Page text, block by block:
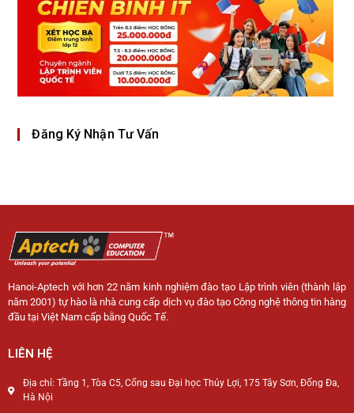
Đăng Ký Nhận Tư Vấn
Hanoi-Aptech với hơn 22 năm kinh nghiệm đào tạo Lập trình viên (thành lập
năm 2001) tự hào là nhà cung cấp dịch vụ đào tạo Công nghệ thông tin hàng
đầu tại Việt Nam cấp bằng Quốc Tế.
LIÊN HỆ
Địa chỉ: Tầng 1, Tòa C5, Cổng sau Đại học Thủy Lợi, 175 Tây Sơn, Đống Đa,
Hà Nội